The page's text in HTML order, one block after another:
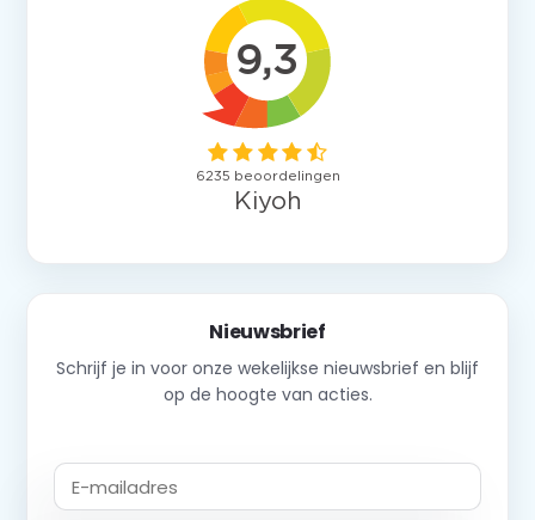
Nieuwsbrief
Schrijf je in voor onze wekelijkse nieuwsbrief en blijf
op de hoogte van acties.